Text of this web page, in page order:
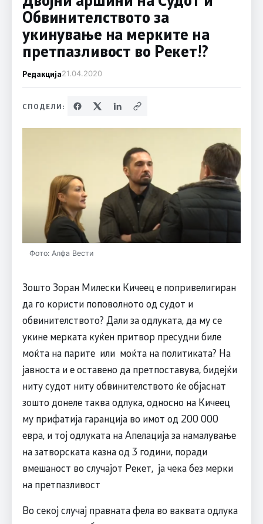
Обвинителството за
укинување на мерките на
претпазливост во Рекет!?
Редакција21.04.2020
СПОДЕЛИ:
Фото: Алфа Вести
Зошто Зоран Милески Кичеец е попривелигиран
да го користи поповолното од судот и
обвинителството? Дали за одлуката, да му се
укине мерката куќен притвор пресудни биле
моќта на парите или моќта на политиката? На
јавноста и е оставено да претпоставува, бидејќи
ниту судот ниту обвинителството ќе објаснат
зошто донеле таква одлука, односно на Кичеец
му прифатија гаранција во имот од 200 000
евра, и тој одлуката на Апелација за намалување
на затворската казна од 3 години, поради
вмешаност во случајот Рекет, ја чека без мерки
на претпазливост
Во секој случај правната фела во ваквата одлука